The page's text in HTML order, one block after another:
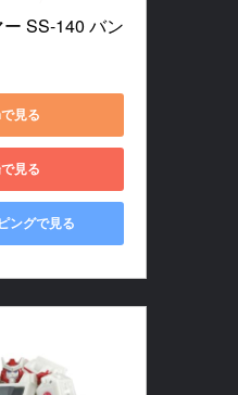
SS-140 バン
見る
見る
ングで見る